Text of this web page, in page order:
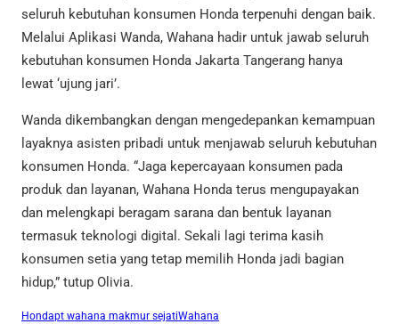
seluruh kebutuhan konsumen Honda terpenuhi dengan baik.
Melalui Aplikasi Wanda, Wahana hadir untuk jawab seluruh
kebutuhan konsumen Honda Jakarta Tangerang hanya
lewat ‘ujung jari’.
Wanda dikembangkan dengan mengedepankan kemampuan
layaknya asisten pribadi untuk menjawab seluruh kebutuhan
konsumen Honda. “Jaga kepercayaan konsumen pada
produk dan layanan, Wahana Honda terus mengupayakan
dan melengkapi beragam sarana dan bentuk layanan
termasuk teknologi digital. Sekali lagi terima kasih
konsumen setia yang tetap memilih Honda jadi bagian
hidup,” tutup Olivia.
Hondapt wahana makmur sejatiWahana